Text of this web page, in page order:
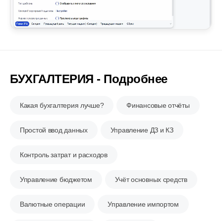
БУХГАЛТЕРИЯ - Подробнее
Какая бухгалтерия лучше? Финансовые отчёты
Простой ввод данных Управление ДЗ и КЗ
Контроль затрат и расходов
Управление бюджетом Учёт основных средств
Валютные операции Управление импортом